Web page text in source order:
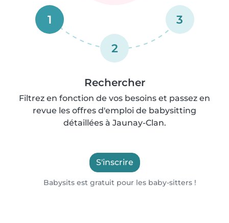
1
2
3
Rechercher
Filtrez en fonction de vos besoins et passez en
revue les offres d'emploi de babysitting
détaillées à Jaunay-Clan.
S'inscrire
Babysits est gratuit pour les baby-sitters !